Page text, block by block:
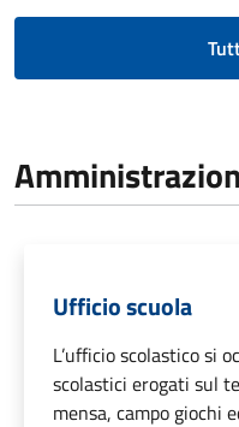
Ufficio scuola
L’ufficio scolastico si
scolastici erogati sul
mensa, campo giochi